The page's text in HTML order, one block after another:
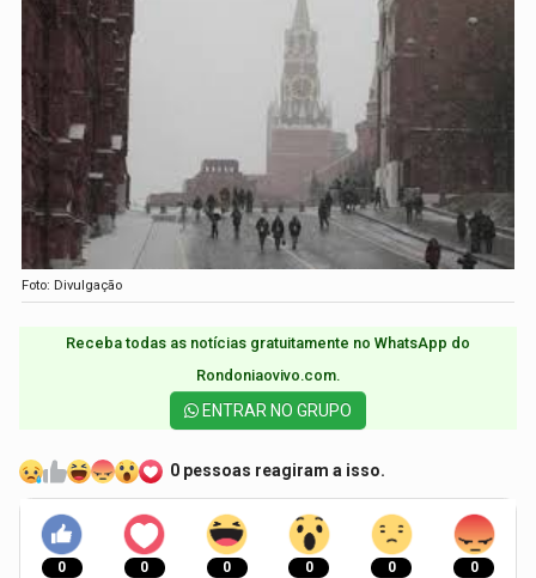
Foto: Divulgação
Receba todas as notícias gratuitamente no WhatsApp do
Rondoniaovivo.com.​
ENTRAR NO GRUPO
0 pessoas reagiram a isso.
0 0 0 0 0 0